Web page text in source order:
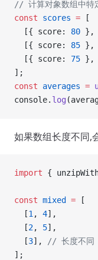
// 计算对象数组中特
const scores = [
  [{ score:
80 },
  [{ score:
85 },
  [{ score:
75 },
];
const averages =
console. log
如果数组长度不同,
import {
const mixed = [
  [
1 , 4],
  [
2, 5],
  [
3],
// 长度不同
];